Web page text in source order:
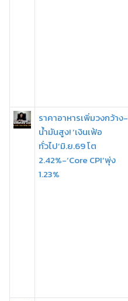
ราคาอาหารเพิ่มวงกว้าง-
น้ำมันสูง! ‘เงินเฟ้อ
ทั่วไป’มิ.ย.69 โต
2.42%-‘Core CPI’พุ่ง
1.23%